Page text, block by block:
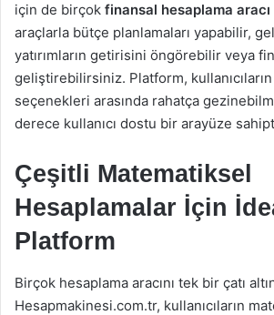
için de birçok finansal hesaplama aracı
araçlarla bütçe planlamaları yapabilir,
yatırımların getirisini öngörebilir veya
geliştirebilirsiniz. Platform, kullanıcıların
seçenekleri arasında rahatça
derece kullanıcı dostu bir arayüze
Çeşitli Matematiksel
Hesaplamalar İçin
Platform
Birçok hesaplama aracını tek bir çatı
Hesapmakinesi.com.tr, kullanıcıların